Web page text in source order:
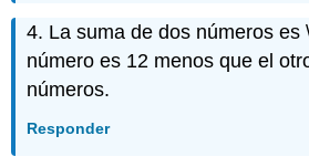
4. La suma de dos números es
número es 12 menos que el
números.
Responder